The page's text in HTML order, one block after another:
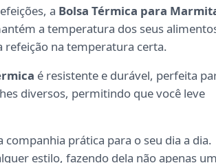
a Bolsa Térmica para
a temperatura dos seus
na temperatura certa.
é resistente e durável, perfeita
diversos, permitindo que você leve
prática para o seu dia a dia.
estilo, fazendo dela não apenas um